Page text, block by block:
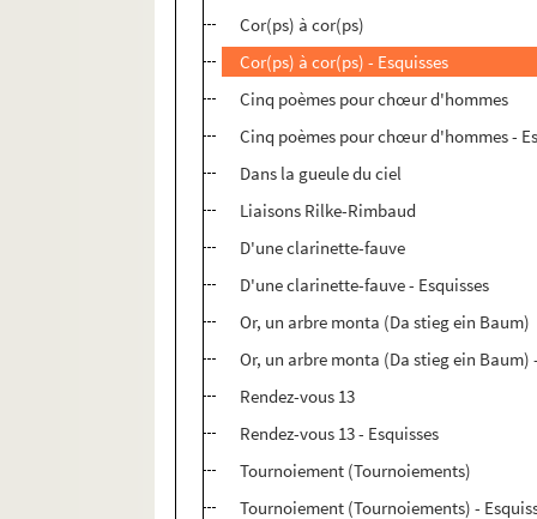
Cor(ps) à cor(ps)
Cor(ps) à cor(ps) - Esquisses
Cinq poèmes pour chœur d'hommes
Cinq poèmes pour chœur d'hommes -
Dans la gueule du ciel
Liaisons Rilke-Rimbaud
D'une clarinette-fauve
D'une clarinette-fauve - Esquisses
Or, un arbre monta (Da stieg ein Baum)
Or, un arbre monta (Da stieg ein Baum)
Rendez-vous 13
Rendez-vous 13 - Esquisses
Tournoiement (Tournoiements)
Tournoiement (Tournoiements) -